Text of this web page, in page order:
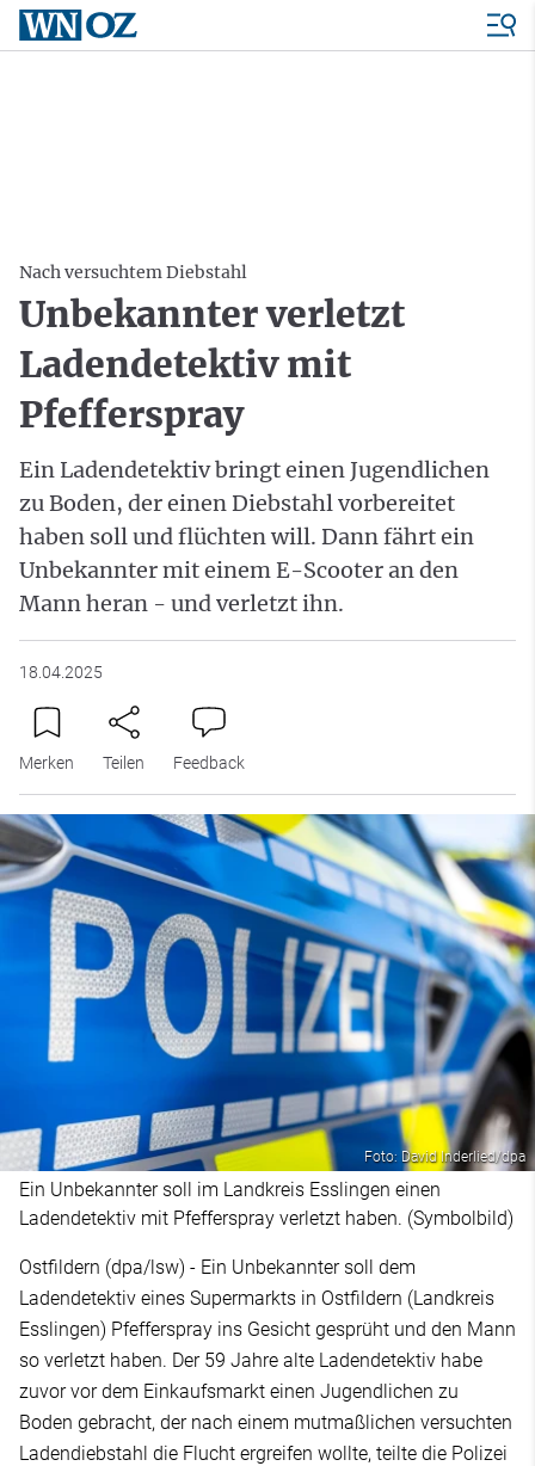
Nach versuchtem Diebstahl
Unbekannter verletzt
Ladendetektiv mit
Pfefferspray
Ein Ladendetektiv bringt einen Jugendlichen
zu Boden, der einen Diebstahl vorbereitet
haben soll und flüchten will. Dann fährt ein
Unbekannter mit einem E-Scooter an den
Mann heran - und verletzt ihn.
18.04.2025
Merken Teilen Feedback
Foto: David Inderlied/dpa
Ein Unbekannter soll im Landkreis Esslingen einen
Ladendetektiv mit Pfefferspray verletzt haben. (Symbolbild)
Ostfildern (dpa/lsw) - Ein Unbekannter soll dem
Ladendetektiv eines Supermarkts in Ostfildern (Landkreis
Esslingen) Pfefferspray ins Gesicht gesprüht und den Mann
so verletzt haben. Der 59 Jahre alte Ladendetektiv habe
zuvor vor dem Einkaufsmarkt einen Jugendlichen zu
Boden gebracht, der nach einem mutmaßlichen versuchten
Ladendiebstahl die Flucht ergreifen wollte, teilte die Polizei